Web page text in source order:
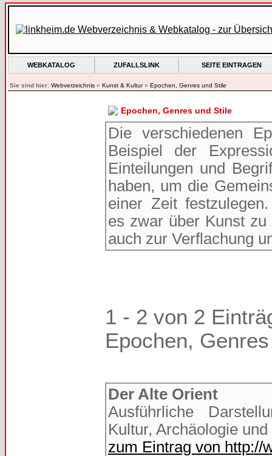
WEBKATALOG ZUFALLSLINK SEITE EINTRAGEN
Sie sind hier: Webverzeichnis » Kunst & Kultur» Epochen, Genres und Stile
Epochen, Genres und Stile
Die verschiedenen
Beispiel der
Einteilungen und
haben, um die
einer Zeit
es zwar über Kunst
auch zur Verflachung
1 - 2 von 2
Epochen,
Der Alte Orient
Ausführliche
Kultur, Archäologie
zum Eintrag von http://